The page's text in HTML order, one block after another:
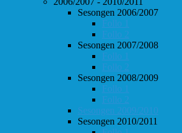
Sesongen 2006/2007
Follo 1
Follo 2
Sesongen 2007/2008
Follo 1
Follo 2
Sesongen 2008/2009
Follo 1
Follo 2
Sesongen 2009/2010
Sesongen 2010/2011